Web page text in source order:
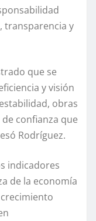
transparencia y
que se
y visión
obras
confianza que
Rodríguez.
indicadores
de la economía